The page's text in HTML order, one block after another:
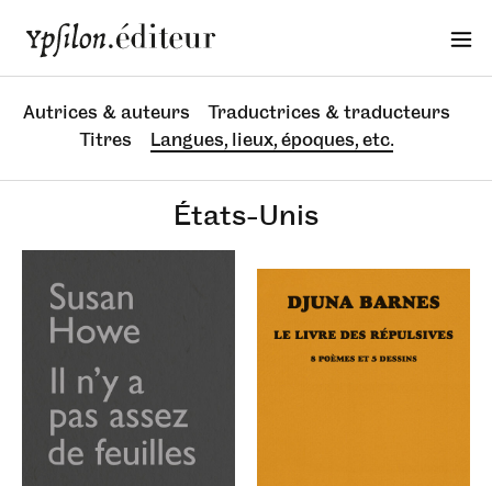
Autrices & auteurs
Traductrices & traducteurs
Titres
Langues, lieux, époques, etc.
États-Unis